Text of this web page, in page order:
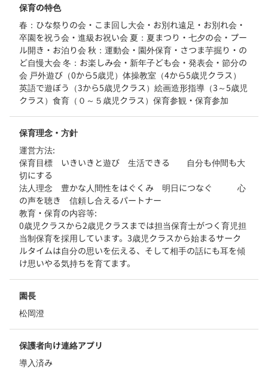
保育の特色
春：ひな祭りの会・こま回し大会・お別れ遠足・お別れ会・
卒園を祝う会・進級お祝い会 夏：夏まつり・七夕の会・プー
ル開き・お泊り会 秋：運動会・園外保育・さつま芋掘り・の
ど自慢大会 冬：お楽しみ会・新年子ども会・発表会・節分の
会 戸外遊び（0から5歳児）体操教室（4から5歳児クラス）
英語で遊ぼう（3から5歳児クラス）絵画造形指導（3～5歳児
クラス）食育（０～５歳児クラス）保育参観・保育参加
保育理念・方針
運営方法:
保育目標　いきいきと遊び　生活できる　　自分も仲間も大
切にする
法人理念　豊かな人間性をはぐくみ　明日につなぐ　　　心
の声を聴き　信頼し合えるパートナー
教育・保育の内容等:
0歳児クラスから2歳児クラスまでは担当保育士がつく育児担
当制保育を採用しています。3歳児クラスから始まるサーク
ルタイムは自分の思いを伝える、そして相手の話にも耳を傾
け思いやる気持ちを育てます。
園長
松岡澄
保護者向け連絡アプリ
導入済み